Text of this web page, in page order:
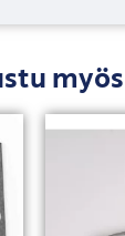
myös